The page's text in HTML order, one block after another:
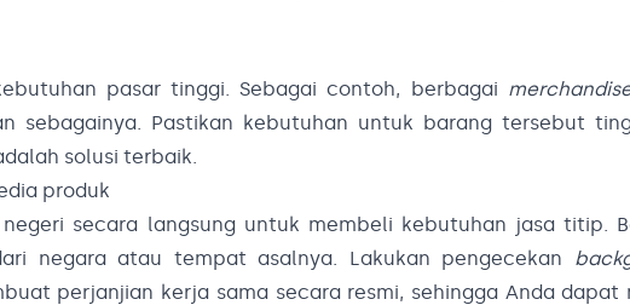
pasar tinggi. Sebagai contoh, berbagai
sebagainya. Pastikan kebutuhan untuk barang tersebut
solusi terbaik.
produk
secara langsung untuk membeli kebutuhan jasa titip.
negara atau tempat asalnya. Lakukan pengecekan
perjanjian kerja sama secara resmi, sehingga Anda dapat